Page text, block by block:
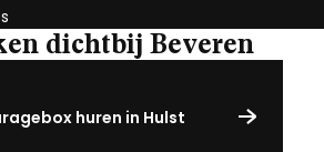
dichtbij Beveren
huren in Hulst